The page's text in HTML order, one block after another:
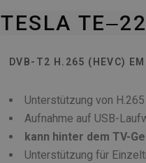
TESLA
DVB-T2 H.265 (HEVC)
Unterstützung von H.265
Aufnahme auf USB-
kann hinter dem TV-
Unterstützung für